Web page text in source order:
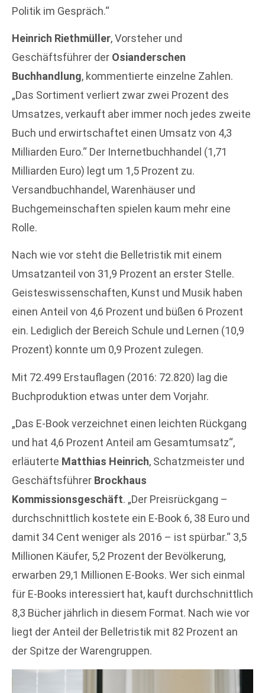
Politik im Gespräch.“
Heinrich Riethmüller, Vorsteher und
Geschäftsführer der Osianderschen
Buchhandlung, kommentierte einzelne Zahlen.
„Das Sortiment verliert zwar zwei Prozent des
Umsatzes, verkauft aber immer noch jedes zweite
Buch und erwirtschaftet einen Umsatz von 4,3
Milliarden Euro.“ Der Internetbuchhandel (1,71
Milliarden Euro) legt um 1,5 Prozent zu.
Versandbuchhandel, Warenhäuser und
Buchgemeinschaften spielen kaum mehr eine
Rolle.
Nach wie vor steht die Belletristik mit einem
Umsatzanteil von 31,9 Prozent an erster Stelle.
Geisteswissenschaften, Kunst und Musik haben
einen Anteil von 4,6 Prozent und büßen 6 Prozent
ein. Lediglich der Bereich Schule und Lernen (10,9
Prozent) konnte um 0,9 Prozent zulegen.
Mit 72.499 Erstauflagen (2016: 72.820) lag die
Buchproduktion etwas unter dem Vorjahr.
„Das E-Book verzeichnet einen leichten Rückgang
und hat 4,6 Prozent Anteil am Gesamtumsatz“,
erläuterte Matthias Heinrich, Schatzmeister und
Geschäftsführer Brockhaus
Kommissionsgeschäft. „Der Preisrückgang –
durchschnittlich kostete ein E-Book 6, 38 Euro und
damit 34 Cent weniger als 2016 – ist spürbar.“ 3,5
Millionen Käufer, 5,2 Prozent der Bevölkerung,
erwarben 29,1 Millionen E-Books. Wer sich einmal
für E-Books interessiert hat, kauft durchschnittlich
8,3 Bücher jährlich in diesem Format. Nach wie vor
liegt der Anteil der Belletristik mit 82 Prozent an
der Spitze der Warengruppen.